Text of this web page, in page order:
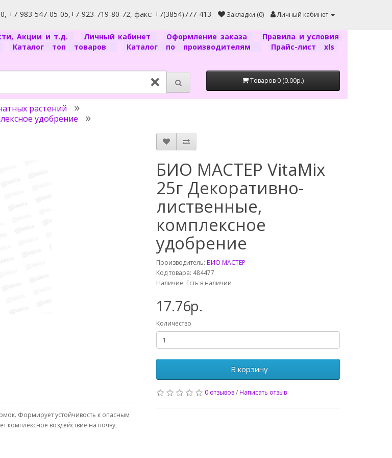
+7-983-547-05-05,+7-923-719-80-72, факс: +7(3854)777-413 Закладки (0) Личный кабинет
Акции и т.д. Личный кабинет Оформление заказа
Правила и условия
Каталог топ товаров Каталог по производителям
Прайс-лист xls
× Товаров 0 (0.00р.)
растений
удобрение
Формирует устойчивость к опасным
комплексное воздействие на почву,
БИО МАСТЕР VitaMix
25г Декоративно-
лиственные,
комплексное
удобрение
Производитель: БИО МАСТЕР
Код товара: 484477
Наличие: Есть в наличии
17.76р.
Количество
В корзину
0 отзывов/Написать отзыв